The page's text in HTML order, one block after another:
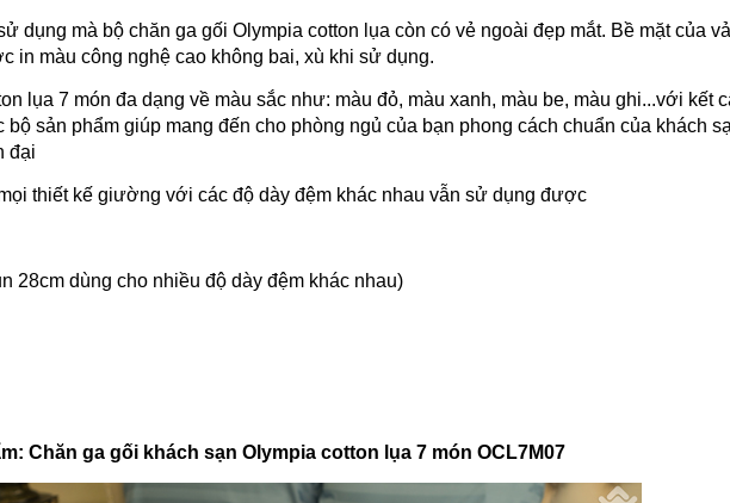
dụng mà bộ chăn ga gối Olympia cotton lụa còn có vẻ ngoài đẹp mắt. Bề mặt của
in màu công nghệ cao không bai, xù khi sử dụng.
lụa 7 món đa dạng về màu sắc như: màu đỏ, màu xanh, màu be, màu ghi...với kết
bộ sản phẩm giúp mang đến cho phòng ngủ của bạn phong cách chuẩn của khách
đại
thiết kế giường với các độ dày đệm khác nhau vẫn sử dụng được
28cm dùng cho nhiều độ dày đệm khác nhau)
Chăn ga gối khách sạn Olympia cotton lụa 7 món OCL7M07